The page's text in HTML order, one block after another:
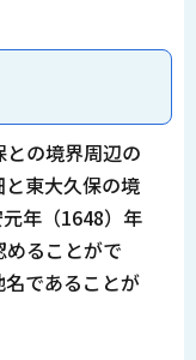
の境界周辺の
東大久保の境
年（1648）年
ることがで
であることが